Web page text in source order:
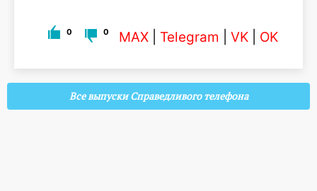
0 0 MAX Telegram VK OK
Все выпуски Справедливого телефона